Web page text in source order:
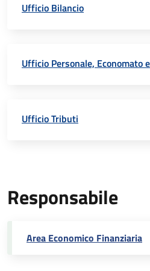
Ufficio Bilancio
Ufficio Personale, Economato
Ufficio Tributi
Responsabile
Area Economico Finanziaria